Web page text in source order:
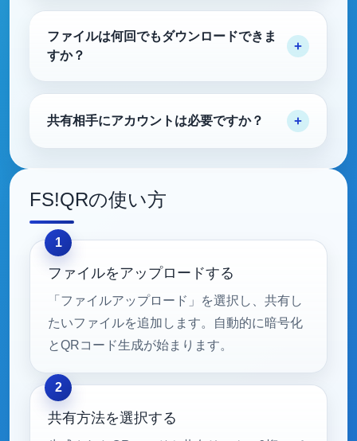
ファイルは何回でもダウンロードできま
すか？
共有相手にアカウントは必要ですか？
FS!QRの使い方
ファイルをアップロードする
「ファイルアップロード」を選択し、共有し
たいファイルを追加します。自動的に暗号化
とQRコード生成が始まります。
共有方法を選択する